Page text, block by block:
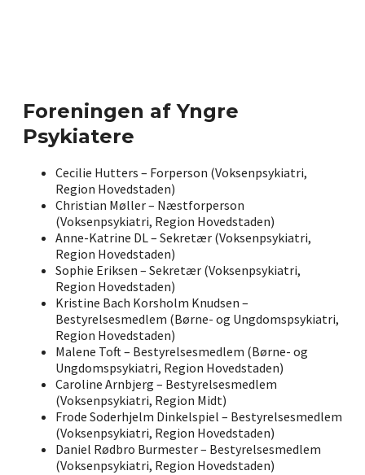
Foreningen af Yngre
Psykiatere
Cecilie Hutters – Forperson (Voksenpsykiatri,
Region Hovedstaden)
Christian Møller – Næstforperson
(Voksenpsykiatri, Region Hovedstaden)
Anne-Katrine DL – Sekretær (Voksenpsykiatri,
Region Hovedstaden)
Sophie Eriksen – Sekretær (Voksenpsykiatri,
Region Hovedstaden)
Kristine Bach Korsholm Knudsen –
Bestyrelsesmedlem (Børne- og Ungdomspsykiatri,
Region Hovedstaden)
Malene Toft – Bestyrelsesmedlem (Børne- og
Ungdomspsykiatri, Region Hovedstaden)
Caroline Arnbjerg – Bestyrelsesmedlem
(Voksenpsykiatri, Region Midt)
Frode Soderhjelm Dinkelspiel – Bestyrelsesmedlem
(Voksenpsykiatri, Region Hovedstaden)
Daniel Rødbro Burmester – Bestyrelsesmedlem
(Voksenpsykiatri, Region Hovedstaden)